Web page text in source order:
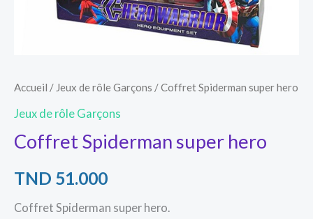
Accueil / Jeux de rôle Garçons / Coffret Spiderman super hero
Jeux de rôle Garçons
Coffret Spiderman super hero
TND 51.000
Coffret Spiderman super hero.